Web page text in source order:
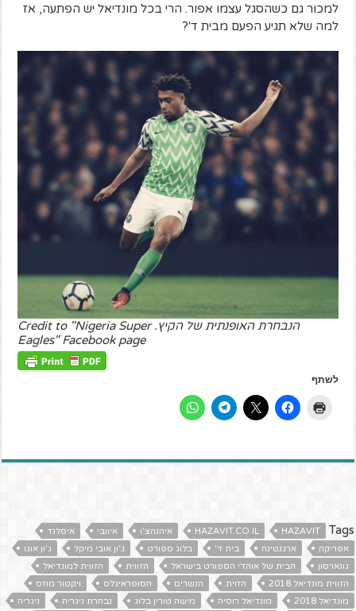
למכור גם כשהסגל עצמו אפור. הרי בכל מונדיאל יש הפתעה, אז
למה שלא תגיע הפעם מבית ד'?
הנבחרת האופנתית של הקיץ. Credit to "Nigeria Super
Eagles" Facebook page
לשתף
Tags
HAZAVIT
HAZAVIT.CO.IL איהנהצ'ו איוובי
איסלנד
אפריקה
ארגנטינה בית ד' בלוג ספורט ג'ון אובי מיקל
ג'ון אוגו
גונארסון
הבית של אוהדי הספורט בישראל הזווית
הזווית למונדיאל
הזווית מונדיאל 2018
הזוית הנשרים הסופראיגלס
ויקטור מוזס
מונדיאל 2018
מונדיאל רוסיה מישה טורין בלוג נבחרת ניגריה
ניגריה